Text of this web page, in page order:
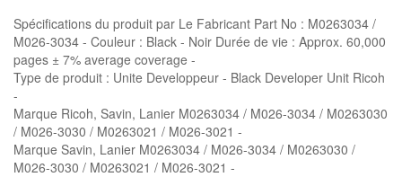
Spécifications du produit par Le Fabricant Part No : M0263034 /
M026-3034 - Couleur : Black - Noir Durée de vie : Approx. 60,000
pages ± 7% average coverage -
Type de produit : Unite Developpeur - Black Developer Unit Ricoh
-
Marque Ricoh, Savin, Lanier M0263034 / M026-3034 / M0263030
/ M026-3030 / M0263021 / M026-3021 -
Marque Savin, Lanier M0263034 / M026-3034 / M0263030 /
M026-3030 / M0263021 / M026-3021 -